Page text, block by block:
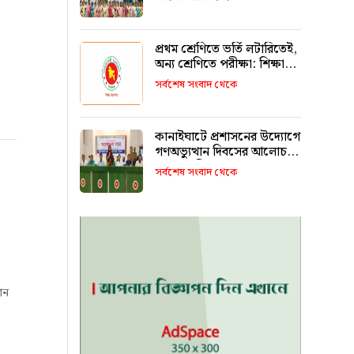
রাখবে : কয়েস লোদী
প্রথম শ্রেণিতে ভর্তি লটারিতেই,
অন্য শ্রেণিতে পরীক্ষা: শিক্ষা
মন্ত্রণালয়
সর্বশেষ সংবাদ থেকে
কানাইঘাটে প্রশাসনের উদ্যোগে
গণঅভ্যুত্থান দিবসের আলোচনা
সভা অনুষ্ঠিত
সর্বশেষ সংবাদ থেকে